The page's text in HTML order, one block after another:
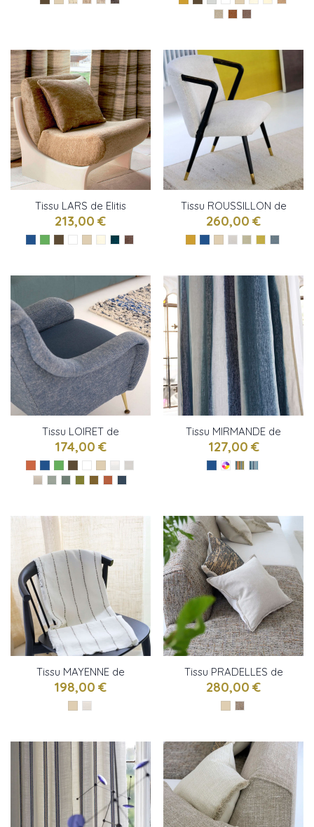
Tissu LARS de Elitis
213,00 €
Tissu ROUSSILLON de
Designers Guild
260,00 €
Tissu LOIRET de
Designers Guild
174,00 €
Tissu MIRMANDE de
Designers Guild
127,00 €
Tissu MAYENNE de
Designers Guild
198,00 €
Tissu PRADELLES de
Designers Guild
280,00 €